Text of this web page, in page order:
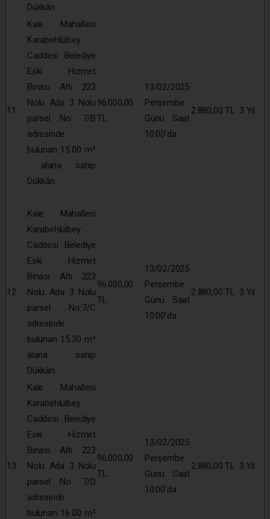
Dükkân
11
Kale Mahallesi
Karabehlülbey
Caddesi Belediye
Eski Hizmet
Binası Altı 223
Nolu Ada 3 Nolu
parsel No: 7/B
adresinde
bulunan 15.00 m²
alana sahip
Dükkân
96.000,00
TL
13/02/2025
Perşembe
Günü Saat
10:00’da
2.880,00 TL 3 Yıl
12
Kale Mahallesi
Karabehlülbey
Caddesi Belediye
Eski Hizmet
Binası Altı 223
Nolu Ada 3 Nolu
parsel No:7/C
adresinde
bulunan 15.30 m²
alana sahip
Dükkân
96.000,00
TL
13/02/2025
Perşembe
Günü Saat
10:00’da
2.880,00 TL 3 Yıl
13
Kale Mahallesi
Karabehlülbey
Caddesi Belediye
Eski Hizmet
Binası Altı 223
Nolu Ada 3 Nolu
parsel No: 7/D
adresinde
bulunan 16.00 m²
96.000,00
TL
13/02/2025
Perşembe
Günü Saat
10:00’da
2.880,00 TL 3 Yıl